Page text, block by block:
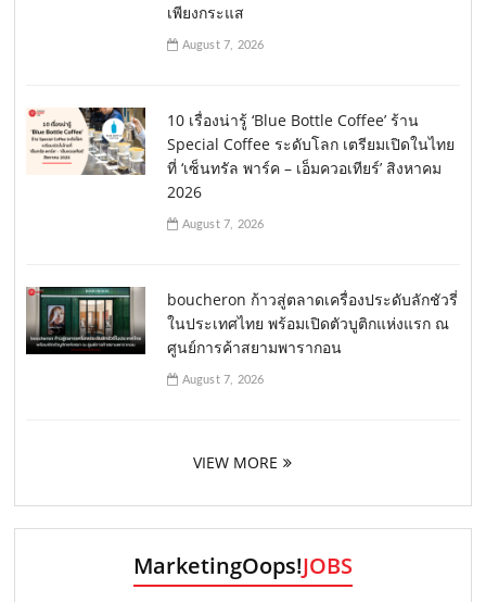
เพียงกระแส
August 7, 2026
10 เรื่องน่ารู้ ‘Blue Bottle Coffee’ ร้าน
Special Coffee ระดับโลก เตรียมเปิดในไทย
ที่ ‘เซ็นทรัล พาร์ค – เอ็มควอเทียร์’ สิงหาคม
2026
August 7, 2026
boucheron ก้าวสู่ตลาดเครื่องประดับลักชัวรี่
ในประเทศไทย พร้อมเปิดตัวบูติกแห่งแรก ณ
ศูนย์การค้าสยามพารากอน
August 7, 2026
VIEW MORE
MarketingOops!JOBS